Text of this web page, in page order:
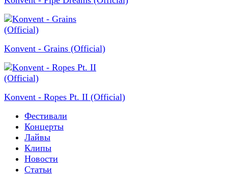
Konvent - Grains (Official)
Konvent - Ropes Pt. II (Official)
Фестивали
Концерты
Лайвы
Клипы
Новости
Статьи